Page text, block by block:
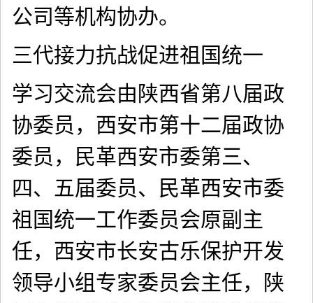
公司等机构协办。
三代接力抗战促进祖国统一
学习交流会由陕西省第八届政
协委员，西安市第十二届政协
委员，民革西安市委第三、
四、五届委员、民革西安市委
祖国统一工作委员会原副主
任，西安市长安古乐保护开发
领导小组专家委员会主任，陕